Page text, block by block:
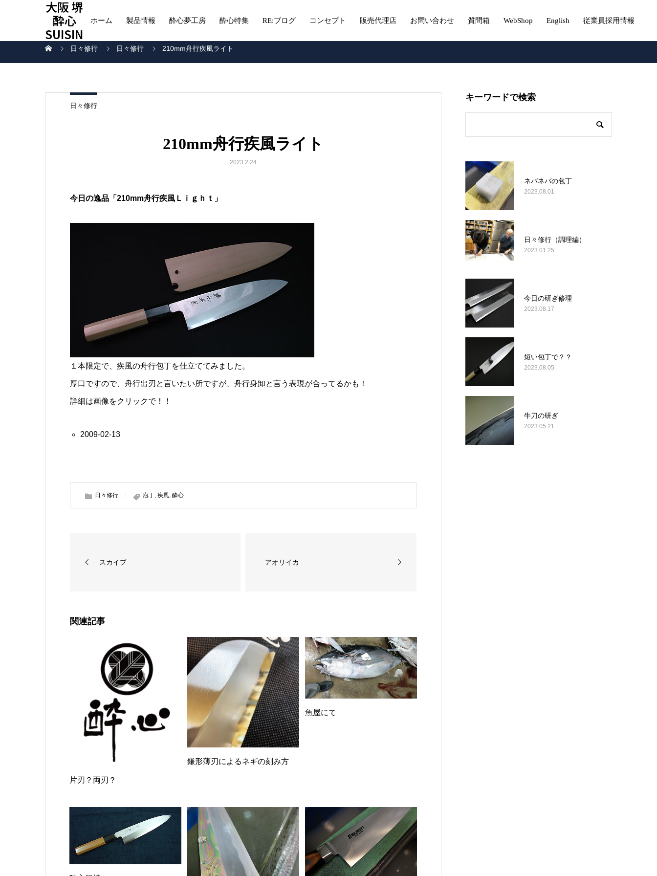
大阪 堺
酔心
SUISIN
ホーム 製品情報 酔心夢工房 酔心特集 RE:ブログ コンセプト 販売代理店 お問い合わせ 質問箱 WebShop English 従業員採用情報
日々修行 日々修行 210mm舟行疾風ライト
日々修行
210mm舟行疾風ライト
2023.2.24
今日の逸品「210mm舟行疾風Ｌｉｇｈｔ」
１本限定で、疾風の舟行包丁を仕立ててみました。
厚口ですので、舟行出刃と言いたい所ですが、舟行身卸と言う表現が合ってるかも！
詳細は画像をクリックで！！
2009-02-13
日々修行 庖丁 疾風 酔心
スカイプ アオリイカ
関連記事
片刃？両刃？
鎌形薄刃によるネギの刻み方
魚屋にて
キーワードで検索
ネバネバの包丁
2023.08.01
日々修行（調理編）
2023.01.25
今日の研ぎ修理
2023.08.17
短い包丁で？？
2023.08.05
牛刀の研ぎ
2023.05.21